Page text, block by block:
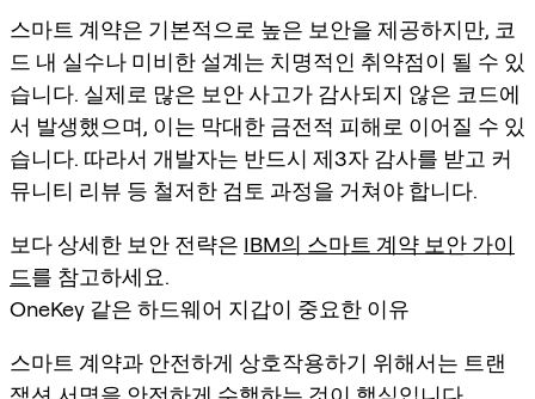
스마트 계약은 기본적으로 높은 보안을 제공하지만, 코
드 내 실수나 미비한 설계는 치명적인 취약점이 될 수 있
습니다. 실제로 많은 보안 사고가 감사되지 않은 코드에
서 발생했으며, 이는 막대한 금전적 피해로 이어질 수 있
습니다. 따라서 개발자는 반드시 제3자 감사를 받고 커
뮤니티 리뷰 등 철저한 검토 과정을 거쳐야 합니다.
보다 상세한 보안 전략은 IBM의 스마트 계약 보안 가이
드를 참고하세요.
OneKey 같은 하드웨어 지갑이 중요한 이유
스마트 계약과 안전하게 상호작용하기 위해서는 트랜